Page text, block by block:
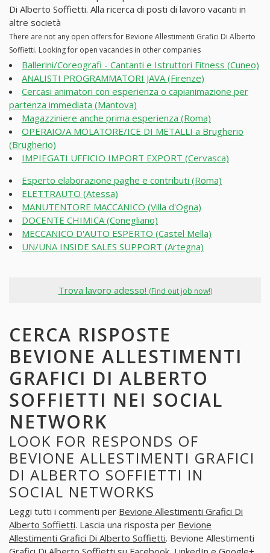
Di Alberto Soffietti. Alla ricerca di posti di lavoro vacanti in
altre società
There are not any open offers for Bevione Allestimenti Grafici Di Alberto
Soffietti. Looking for open vacancies in other companies
Ballerini/Coreografi - Cantanti e Istruttori Fitness (Cuneo)
ANALISTI PROGRAMMATORI JAVA (Firenze)
Cercasi animatori con esperienza o capianimazione per
partenza immediata (Mantova)
Magazziniere anche prima esperienza (Roma)
OPERAIO/A MOLATORE/ICE DI METALLI a Brugherio
(Brugherio)
IMPIEGATI UFFICIO IMPORT EXPORT (Cervasca)
Esperto elaborazione paghe e contributi (Roma)
ELETTRAUTO (Atessa)
MANUTENTORE MACCANICO (Villa d'Ogna)
DOCENTE CHIMICA (Conegliano)
MECCANICO D'AUTO ESPERTO (Castel Mella)
UN/UNA INSIDE SALES SUPPORT (Artegna)
Trova lavoro adesso! (Find out job now!)
CERCA RISPOSTE
BEVIONE ALLESTIMENTI
GRAFICI DI ALBERTO
SOFFIETTI NEI SOCIAL
NETWORK
LOOK FOR RESPONDS OF
BEVIONE ALLESTIMENTI GRAFICI
DI ALBERTO SOFFIETTI IN
SOCIAL NETWORKS
Leggi tutti i commenti per Bevione Allestimenti Grafici Di
Alberto Soffietti. Lascia una risposta per Bevione
Allestimenti Grafici Di Alberto Soffietti. Bevione Allestimenti